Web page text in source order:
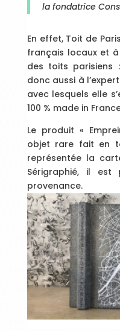
la fondatrice
En effet, Toit de
français locaux et
des toits parisiens
donc aussi à
avec lesquels elle
100 % made in
Le produit «
objet rare fait en
représentée la
Sérigraphié, il
provenance.